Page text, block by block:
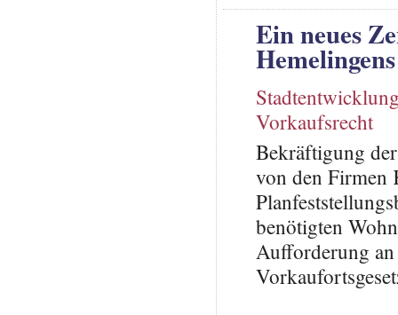
Ein neues
Vorkaufsrecht
Bekräftigung
von den Firmen
benötigten
Aufforderung an